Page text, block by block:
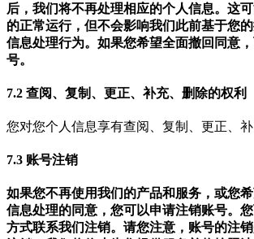
后，我们将不再处理相应的个人信息。这
的正常运行，但不会影响我们此前基于您
信息处理行为。如果您希望全面撤回同意
号。
7.2 查阅、复制、更正、补充、删除的权利
您对您个人信息享有查阅、复制、更正、补
7.3 账号注销
如果您不再使用我们的产品和服务，或您
信息处理的同意，您可以申请注销账号。
方式联系我们注销。请您注意，账号的注